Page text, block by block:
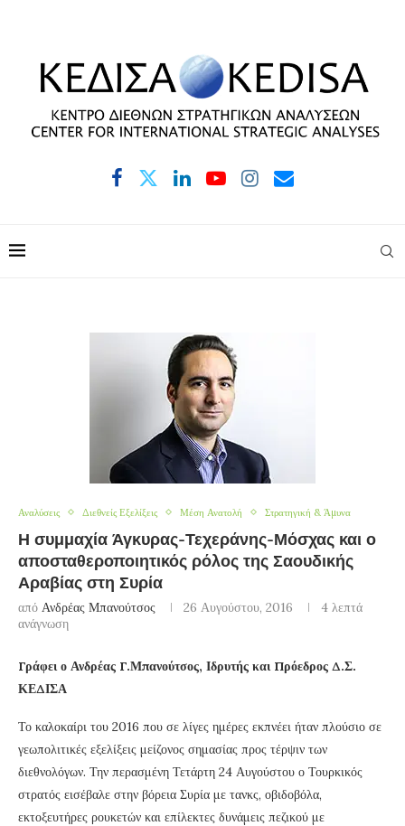
Αναλύσεις Διεθνείς Εξελίξεις Μέση Ανατολή Στρατηγική & Άμυνα
Η συμμαχία Άγκυρας-Τεχεράνης-Μόσχας και ο
αποσταθεροποιητικός ρόλος της Σαουδικής
Αραβίας στη Συρία
από Ανδρέας Μπανούτσος 26 Αυγούστου, 2016
4 λεπτά
ανάγνωση
Γράφει ο Ανδρέας Γ.Μπανούτσος, Ιδρυτής και Πρόεδρος Δ.Σ.
ΚΕΔΙΣΑ
Το καλοκαίρι του 2016 που σε λίγες ημέρες εκπνέει ήταν πλούσιο σε
γεωπολιτικές εξελίξεις μείζονος σημασίας προς τέρψιν των
διεθνολόγων. Την περασμένη Τετάρτη 24 Αυγούστου ο Τουρκικός
στρατός εισέβαλε στην βόρεια Συρία με τανκς, οβιδοβόλα,
εκτοξευτήρες ρουκετών και επίλεκτες δυνάμεις πεζικού με